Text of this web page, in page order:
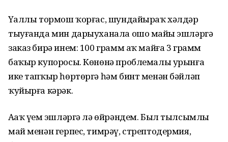
Үҙаллы тормош ҡорғас, шундайыраҡ хәлдәр
тыуғанда мин дарыуханала ошо майҙы эшләргә
заказ бирә инем: 100 грамм аҡ майға 3 грамм
баҡыр купоросы. Көнөнә проблемалы урынға
ике тапҡыр һөртөргә һәм бинт менән бәйләп
ҡуйырға кәрәк.
Аҙаҡ үҙем эшләргә лә өйрәндем. Был тылсымлы
май менән герпес, тимрәү, стрептодермия,